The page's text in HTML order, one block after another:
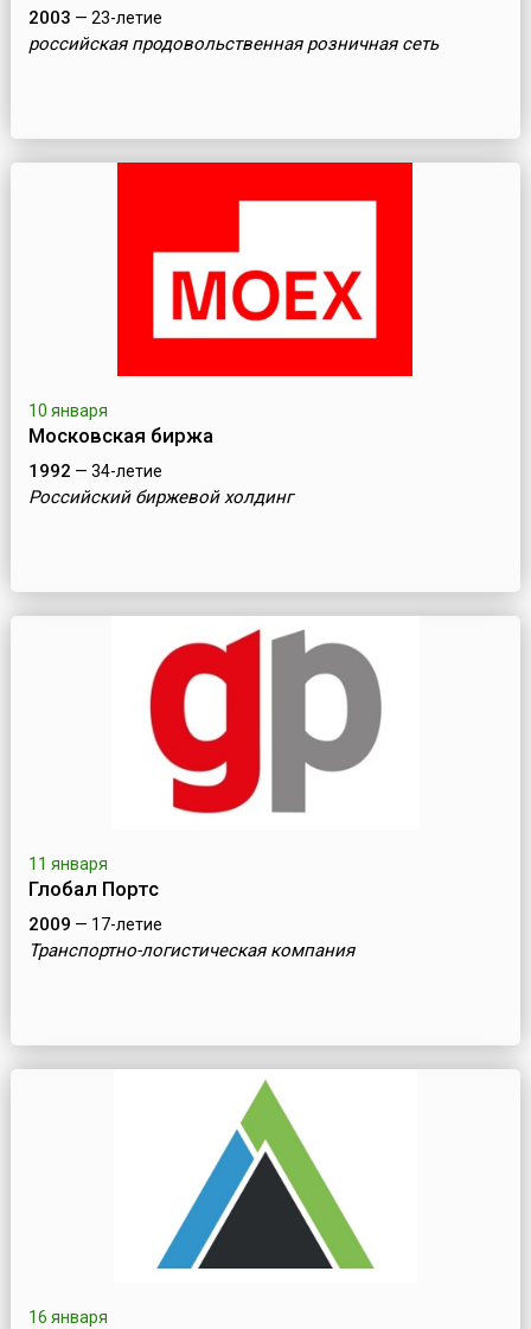
2003 — 23-летие
российская продовольственная розничная сеть
10 января
Московская биржа
1992 — 34-летие
Российский биржевой холдинг
11 января
Глобал Портс
2009 — 17-летие
Транспортно-логистическая компания
16 января